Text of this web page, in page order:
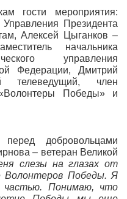
гости мероприятия:
Президента
Алексей Цыганков –
начальника
управления
Федерации, Дмитрий
телеведущий, член
Победы» и
добровольцами
– ветеран Великой
слезы на глазах от
Волонтеров Победы. Я
частью. Понимаю, что